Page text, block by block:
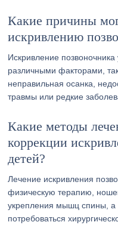
Какие причины
искривлению
Искривление
различными факторами,
неправильная осанка,
травмы или редкие
Какие методы
коррекции
детей?
Лечение искривления
физическую терапию,
укрепления мышц спины, а
потребоваться